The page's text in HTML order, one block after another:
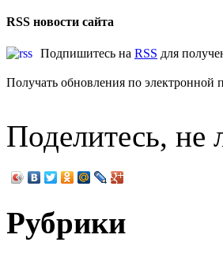
RSS новости сайта
Подпишитесь на RSS для
Получать обновления по электронной
Поделитесь, не
Рубрики